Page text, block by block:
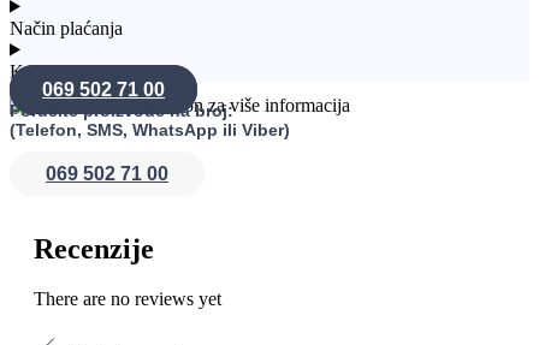
Da biste pripremili čaj Milford Engleski doručak, potrebno je da
prokuvate vodu i ostavite je da se ohladi na oko 90-95 stepeni
Celzijusa. U šolju stavite jednu kesicu čaja i prelijte je sa vrućom
vodom. Ostavite da odstoji 3-5 minuta, u zavisnosti od željene
jačine. Nakon toga, izvadite kesicu čaja i po želji dodajte mleko,
šećer ili med. Čaj se može konzumirati topao ili hladan, a idealan
je za uživanje uz doručak ili kao osvežavajući napitak tokom
Način plaćanja
Konsultacije
069 502 71 00
Poručite proizvode na broj:
(Telefon, SMS, WhatsApp ili Viber)
069 502 71 00
Recenzije
There are no reviews yet